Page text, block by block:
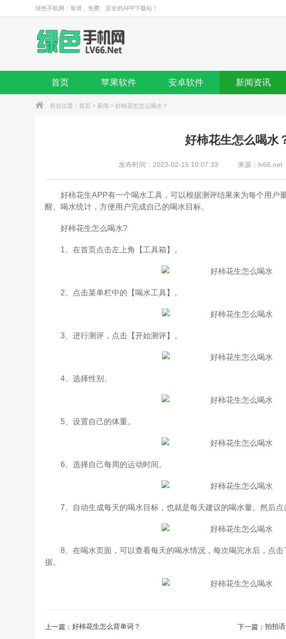
绿色手机网：靠谱、免费、安全的APP下载站！
首页 苹果软件 安卓软件 新闻资讯
所在位置： 首页 > 新闻 > 好柿花生怎么喝水？
好柿花生怎么喝水
发布时间：2023-02-15 10:07:33 来源：lv66.net
好柿花生APP有一个喝水工具，可以根据测评结果来为每个用户
醒、喝水统计，方便用户完成自己的喝水目标。
好柿花生怎么喝水?
1、在首页点击左上角【工具箱】。
2、点击菜单栏中的【喝水工具】。
3、进行测评，点击【开始测评】。
4、选择性别。
5、设置自己的体重。
6、选择自己每周的运动时间。
7、自动生成每天的喝水目标，也就是每天建议的喝水量。然后点
8、在喝水页面，可以查看每天的喝水情况，每次喝完水后，点击
据。
上一篇： 好柿花生怎么背单词？ 下一篇： 拍拍